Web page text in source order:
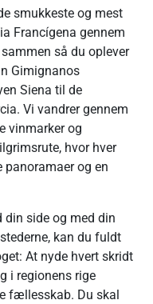
smukkeste og mest
Francígena gennem
så du oplever
Gimignanos
Siena til de
Vi vandrer gennem
vinmarker og
hvor hver
panoramaer og en
din side og med din
kan du fuldt
At nyde hvert skridt
i regionens rige
fællesskab. Du skal